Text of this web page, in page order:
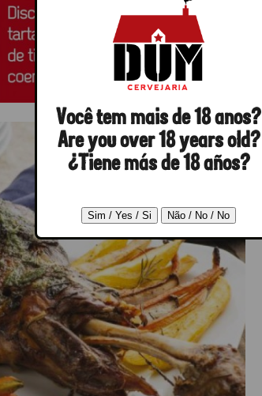
Você tem mais de 18 anos?
Are you over 18 years old?
¿Tiene más de 18 años?